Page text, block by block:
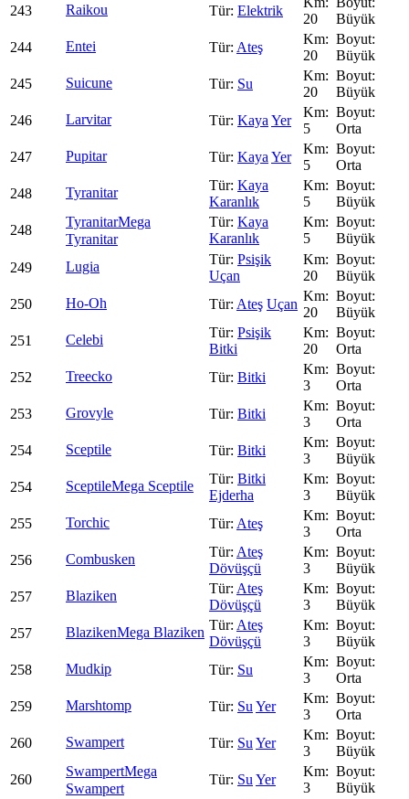
243
Raikou Elektrik
20
Büyük
244
Entei Ateş
20
Büyük
245
Suicune Su
20
Büyük
246
Larvitar Kaya Yer
5
Orta
247
Pupitar Kaya Yer
5
Orta
248
Tyranitar
Kaya
Karanlık
5
Büyük
248
TyranitarMega
Tyranitar
Kaya
Karanlık
5
Büyük
249
Lugia
Psişik
Uçan
20
Büyük
250
Ho-Oh Ateş Uçan
20
Büyük
251
Celebi
Psişik
Bitki
20
Orta
252
Treecko Bitki
3
Orta
253
Grovyle Bitki
3
Orta
254
Sceptile Bitki
3
Büyük
254
SceptileMega Sceptile
Bitki
Ejderha
3
Büyük
255
Torchic Ateş
3
Orta
256
Combusken
Ateş
Dövüşçü
3
Büyük
257
Blaziken
Ateş
Dövüşçü
3
Büyük
257
BlazikenMega Blaziken
Ateş
Dövüşçü
3
Büyük
258
Mudkip Su
3
Orta
259
Marshtomp Su Yer
3
Orta
260
Swampert Su Yer
3
Büyük
260
SwampertMega
Swampert
Su Yer
3 Büyük